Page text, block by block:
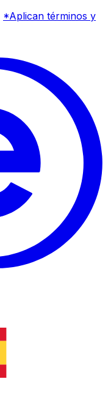
*Aplican términos y